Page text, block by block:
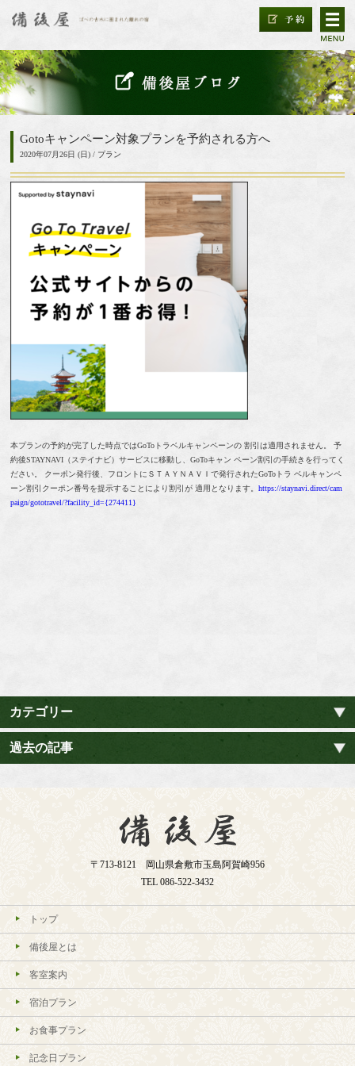
Gotoキャンペーン対象プランを予約される方へ
2020年07月26日 (日) / プラン
本プランの予約が完了した時点ではGoToトラベルキャンペーンの 割引は適用されません。 予
約後STAYNAVI（ステイナビ）サービスに移動し、GoToキャン ペーン割引の手続きを行ってく
ださい。 クーポン発行後、フロントにＳＴＡＹＮＡＶＩで発行されたGoToトラ ベルキャンペ
ーン割引クーポン番号を提示することにより割引が 適用となります。 https://staynavi.direct/cam
paign/gototravel/?facility_id={274411}
カテゴリー
過去の記事
〒713-8121 岡山県倉敷市玉島阿賀崎956
TEL 086-522-3432
トップ
備後屋とは
客室案内
宿泊プラン
お食事プラン
記念日プラン